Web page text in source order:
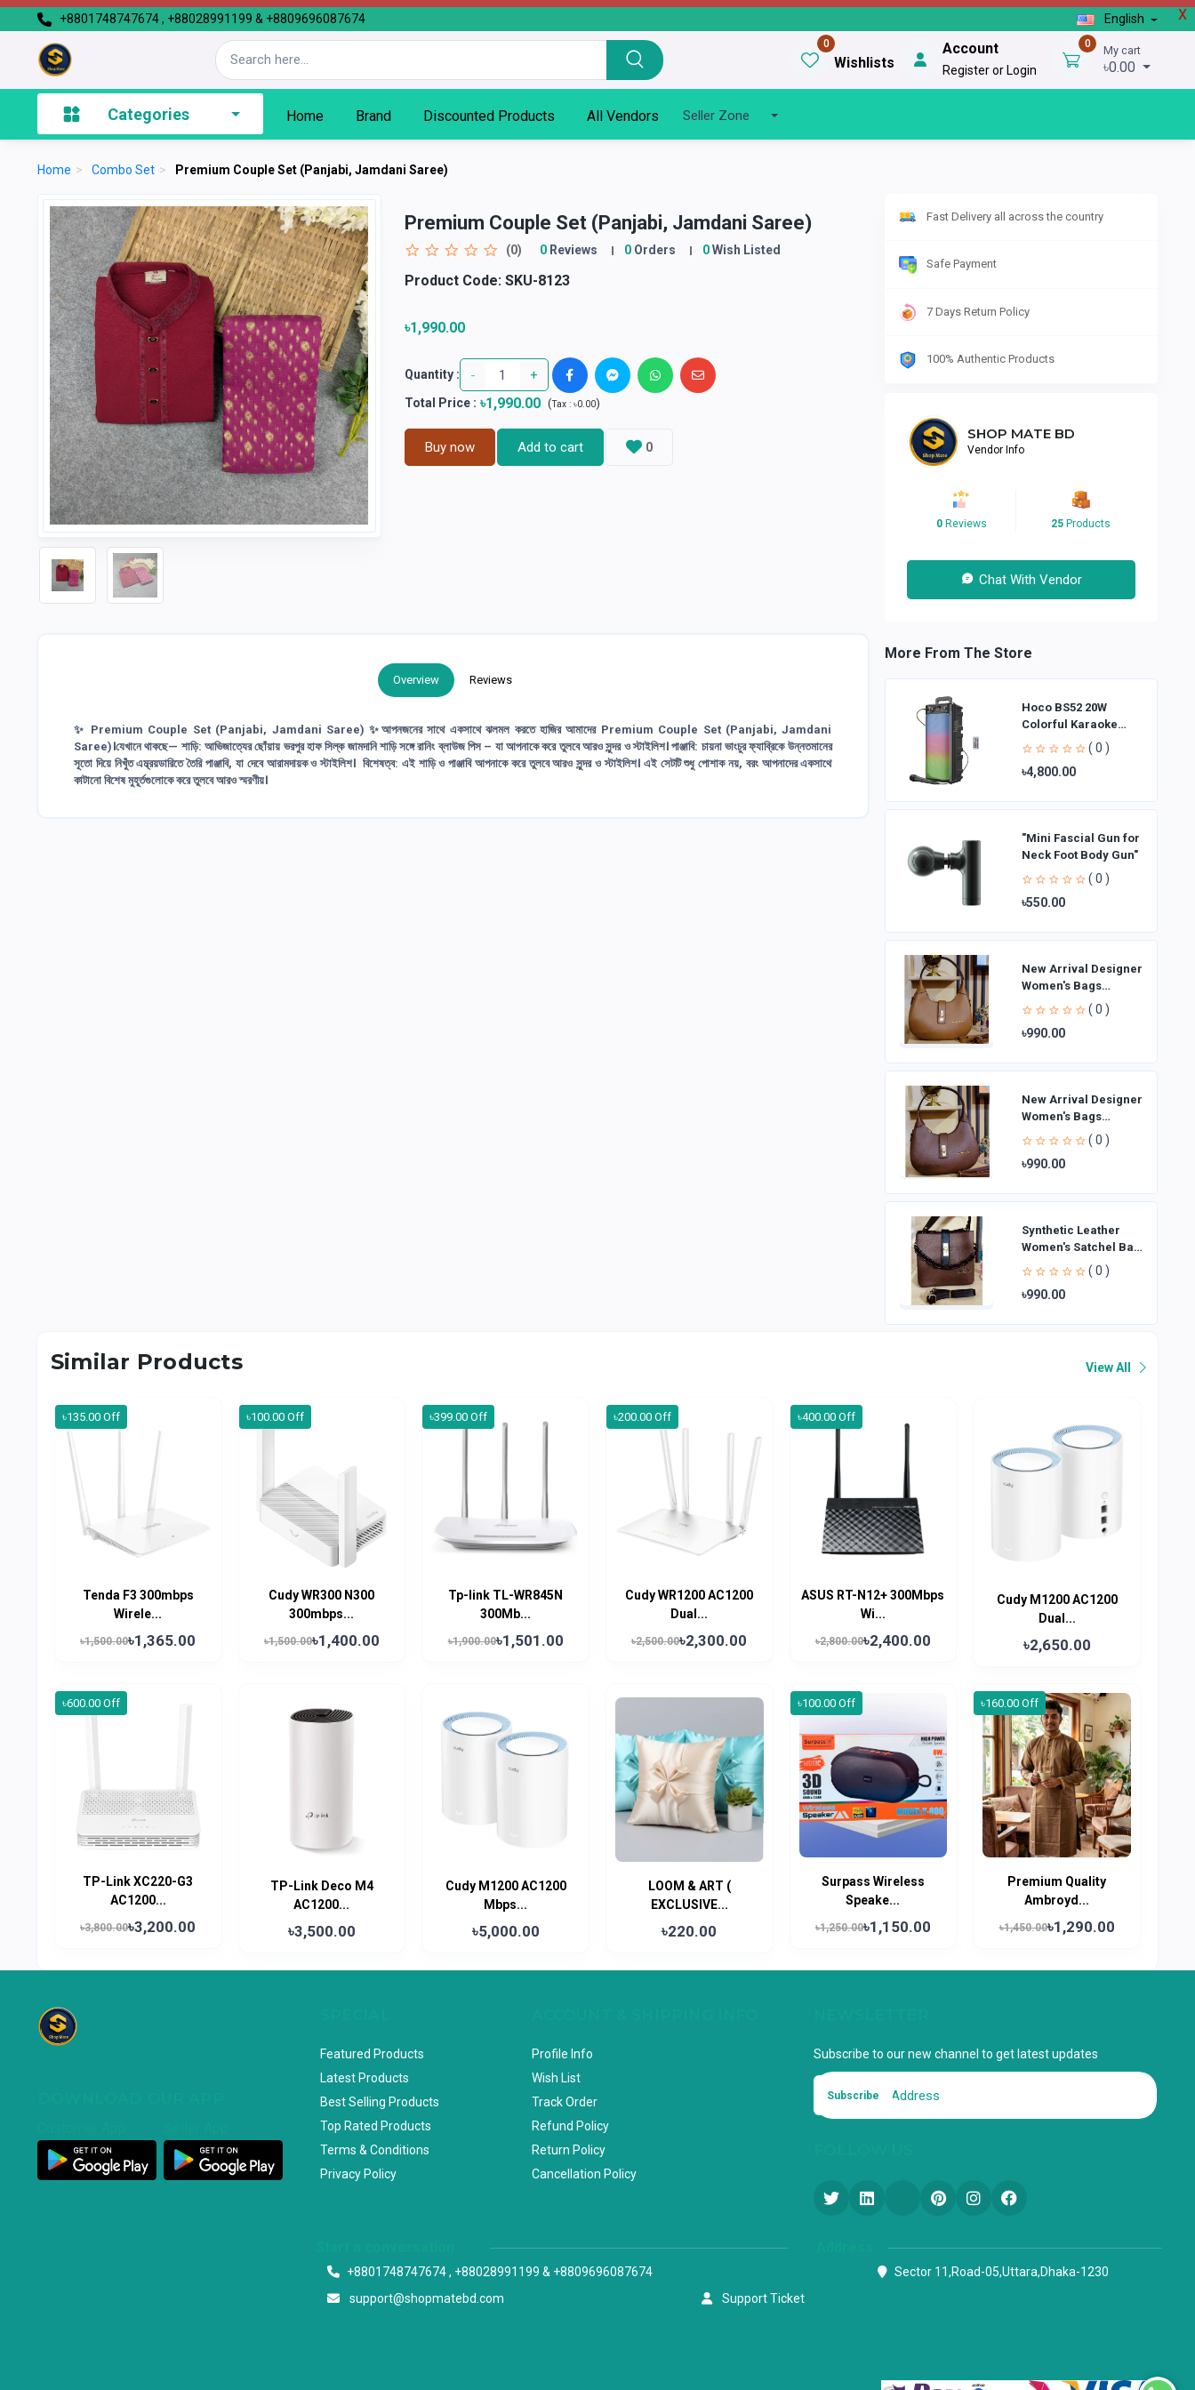
X
+8801748747674 , +88028991199 & +8809696087674 English
0
Wishlists
Account
Register or Login
0 My cart
৳0.00
Categories Home Brand Discounted Products All Vendors Seller Zone
Home > Combo Set > Premium Couple Set (Panjabi, Jamdani Saree)
Premium Couple Set (Panjabi, Jamdani Saree)
(0) 0Reviews 0Orders 0Wish Listed
Product Code:SKU-8123
৳1,990.00
Quantity : - +
Total Price: ৳1,990.00 (Tax : ৳0.00)
Buy now Add to cart 0
Overview Reviews
✨ Premium Couple Set (Panjabi, Jamdani Saree) ✨আপনজনের সাথে একসাথে ঝলমল করতে হাজির আমাদের Premium Couple Set (Panjabi, Jamdani
Saree)।যেখানে থাকছে— শাড়ি: আভিজাত্যের ছোঁয়ায় ভরপুর হাফ সিল্ক জামদানি শাড়ি সঙ্গে রানিং ব্লাউজ পিস – যা আপনাকে করে তুলবে আরও সুন্দর ও স্টাইলিশ। পাঞ্জাবি: চায়না ভাংচুর ফ্যাব্রিকে উন্নতমানের
সূতো দিয়ে নিখুঁত এম্ব্রয়ডারিতে তৈরি পাঞ্জাবি, যা দেবে আরামদায়ক ও স্টাইলিশ। বিশেষত্ব: এই শাড়ি ও পাঞ্জাবি আপনাকে করে তুলবে আরও সুন্দর ও স্টাইলিশ। এই সেটটি শুধু পোশাক নয়, বরং আপনাদের একসাথে
কাটানো বিশেষ মুহূর্তগুলোকে করে তুলবে আরও স্মরণীয়।
Fast Delivery all across the country
Safe Payment
7 Days Return Policy
100% Authentic Products
SHOP MATE BD
Vendor Info
0Reviews 25Products
Chat With Vendor
More From The Store
Hoco BS52 20W
Colorful Karaoke
Bluetooth Speaker
( 0 )
৳4,800.00
"Mini Fascial Gun for
Neck Foot Body Gun"
( 0 )
৳550.00
New Arrival Designer
Women′s Bags
Fashion Curved
design Handbags
Shoulder Bag La
( 0 )
৳990.00
New Arrival Designer
Women′s Bags
Fashion Curved
design Handbags
Shoulder Bag La
( 0 )
৳990.00
Synthetic Leather
Women's Satchel Bag
| Ladies Purse
Handbag | Handheld
Bag | Sl
( 0 )
৳990.00
Similar Products View All
৳135.00 Off
Tenda F3 300mbps
Wirele...
৳1,500.00৳1,365.00
৳100.00 Off
Cudy WR300 N300
300mbps...
৳1,500.00৳1,400.00
৳399.00 Off
Tp-link TL-WR845N
300Mb...
৳1,900.00৳1,501.00
৳200.00 Off
Cudy WR1200 AC1200
Dual...
৳2,500.00৳2,300.00
৳400.00 Off
ASUS RT-N12+ 300Mbps
Wi...
৳2,800.00৳2,400.00
Cudy M1200 AC1200
Dual...
৳2,650.00
৳600.00 Off
TP-Link XC220-G3
AC1200...
৳3,800.00৳3,200.00
TP-Link Deco M4
AC1200...
৳3,500.00
Cudy M1200 AC1200
Mbps...
৳5,000.00
LOOM & ART (
EXCLUSIVE...
৳220.00
৳100.00 Off
Surpass Wireless
Speake...
৳1,250.00৳1,150.00
৳160.00 Off
Premium Quality
Ambroyd...
৳1,450.00৳1,290.00
Featured Products
Latest Products
Best Selling Products
Top Rated Products
Terms & Conditions
Privacy Policy
Profile Info
Wish List
Track Order
Refund Policy
Return Policy
Cancellation Policy
Subscribe to our new channel to get latest updates
Subscribe
+8801748747674 , +88028991199 & +8809696087674
support@shopmatebd.com
Support Ticket
Sector 11,Road-05,Uttara,Dhaka-1230